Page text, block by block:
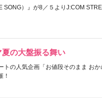
SONG）』が8／５よりJ:COM
の大盤振る舞い
の人気企画「お値段そのまま おか
！